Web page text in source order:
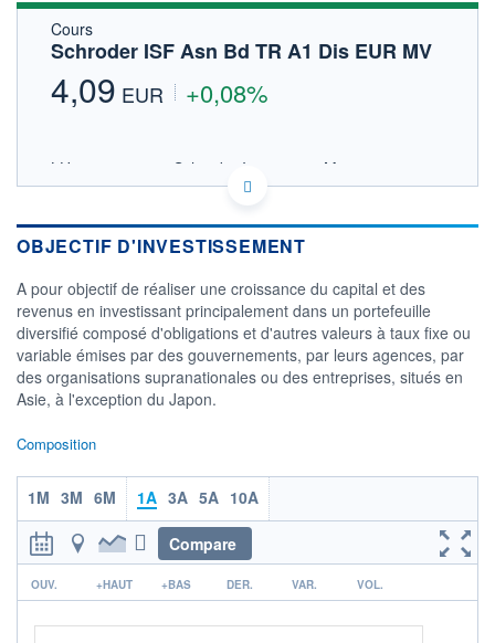
Cours
Schroder ISF Asn Bd TR A1 Dis EUR MV
4,09 EUR +0,08%
LU0251570361 - Schroder Investment Management
(Europe) S.A.
Consulter le prospectus / DIC
03/12
4,1
CATÉGORIE MORNINGSTAR
Obligations Asie
FONDS PARTENAIRES
TARIFS PRIVILÉGIÉS 0%
ÉLIGIBILITÉ
PEA PEA-PME BOURSOVIE LUX
BOURSOVIE
OBJECTIF D'INVESTISSEMENT
A pour objectif de réaliser une croissance du capital et des
revenus en investissant principalement dans un portefeuille
diversifié composé d'obligations et d'autres valeurs à taux fixe ou
variable émises par des gouvernements, par leurs agences, par
des organisations supranationales ou des entreprises, situés en
Asie, à l'exception du Japon.
Composition
1M 3M 6M 1A 3A 5A 10A
Compare
r
OUV. +HAUT +BAS DER. VAR. VOL.